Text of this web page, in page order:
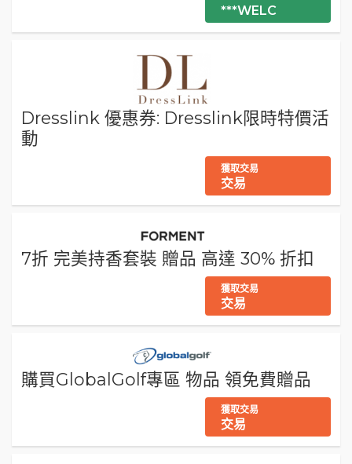
***WELC
Dresslink 優惠券: Dresslink限時特價活
動
獲取交易
交易
7折 完美持香套裝 贈品 高達 30% 折扣
獲取交易
交易
購買GlobalGolf專區 物品 領免費贈品
獲取交易
交易